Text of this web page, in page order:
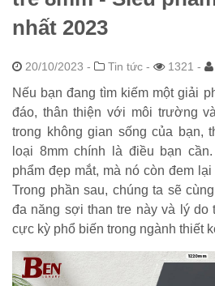
nhất 2023
20/10/2023 - Tin tức - 1321 -
Nếu bạn đang tìm kiếm một giải
đáo, thân thiện với môi trường
trong không gian sống của bạn,
loại 8mm chính là điều bạn
phẩm đẹp mắt, mà nó còn đem
Trong phần sau, chúng ta sẽ
đa năng sợi than tre này và lý do
cực kỳ phổ biến trong ngành thiết